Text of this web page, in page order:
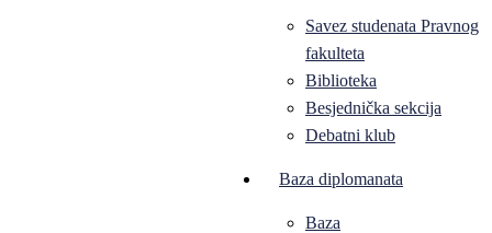
Savez studenata Pravnog
fakulteta
Biblioteka
Besjednička sekcija
Debatni klub
Baza diplomanata
Baza